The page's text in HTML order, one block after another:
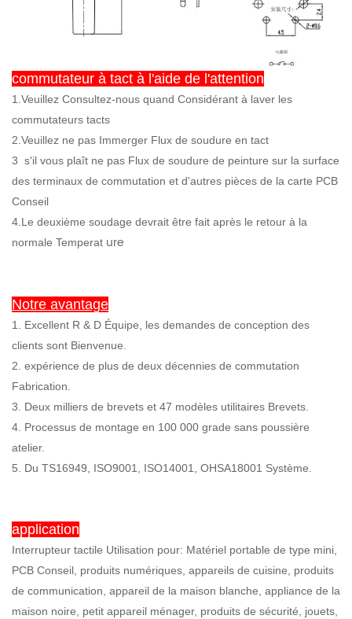
commutateur à tact à l'aide de l'attention
1.Veuillez Consultez-nous quand Considérant à laver les
commutateurs tacts
2.Veuillez ne pas Immerger Flux de soudure en tact
3 s'il vous plaît ne pas Flux de soudure de peinture sur la surface
des terminaux de commutation et d'autres pièces de la carte PCB
Conseil
4.Le deuxième soudage devrait être fait après le retour à la
normale Temperat ure
Notre avantage
1. Excellent R & D Équipe, les demandes de conception des
clients sont Bienvenue.
2. expérience de plus de deux décennies de commutation
Fabrication.
3. Deux milliers de brevets et 47 modèles utilitaires Brevets.
4. Processus de montage en 100 000 grade sans poussière
atelier.
5. Du TS16949, ISO9001, ISO14001, OHSA18001 Système.
application
Interrupteur tactile Utilisation pour: Matériel portable de type mini,
PCB Conseil, produits numériques, appareils de cuisine, produits
de communication, appareil de la maison blanche, appliance de la
maison noire, petit appareil ménager, produits de sécurité, jouets,